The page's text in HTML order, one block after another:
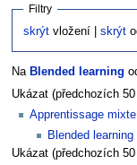
Filtry
skrýt vložení |skrýt
Na Blended learning
Ukázat (předchozích
Apprentissage mixte
Blended learning
Ukázat (předchozích